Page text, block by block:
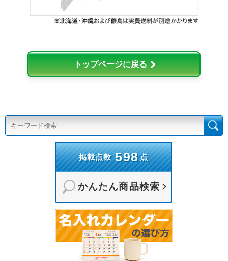
トップページに戻る
掲載点数 598点
かんたん商品検索